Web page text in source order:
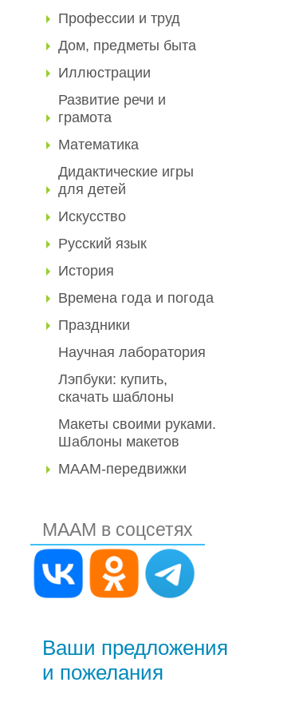
Профессии и труд
Дом, предметы быта
Иллюстрации
Развитие речи и
грамота
Математика
Дидактические игры
для детей
Искусство
Русский язык
История
Времена года и погода
Праздники
Научная лаборатория
Лэпбуки: купить,
скачать шаблоны
Макеты своими руками.
Шаблоны макетов
МААМ-передвижки
МААМ в соцсетях
Ваши предложения
и пожелания